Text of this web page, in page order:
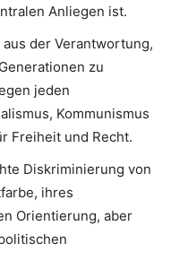
Anliegen ist.
der Verantwortung,
zu
jeden
Kommunismus
Freiheit und Recht.
Diskriminierung von
ihres
Orientierung, aber